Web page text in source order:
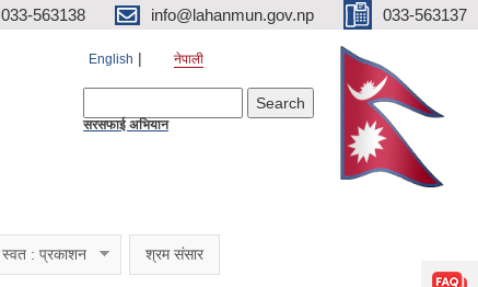
033-563138 info@lahanmun.gov.np 033-563137
English नेपाली
सरसफाई अभियान
स्वत : प्रकाशन श्रम संसार